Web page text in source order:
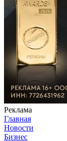
Реклама
Главная
Новости
Бизнес